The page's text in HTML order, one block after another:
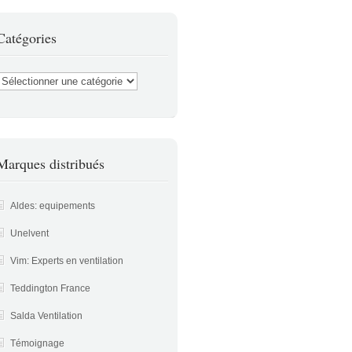
distribués
Aldes: equipements
Unelvent
Vim: Experts en ventilation
Teddington France
Salda Ventilation
Témoignage